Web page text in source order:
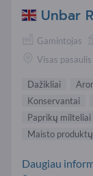
Unbar
Gamintojas
Visas pasaulis
Dažikliai
Konservantai
Paprikų milteliai
Maisto
Daugiau